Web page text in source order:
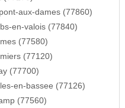
aux-dames (77860)
en-valois (77840)
(77580)
(77120)
(77700)
en-bassee (77126)
(77560)